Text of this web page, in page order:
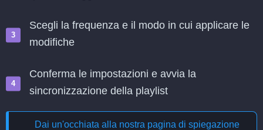
Scegli la frequenza e il modo in cui applicare le
modifiche
Conferma le impostazioni e avvia la
sincronizzazione della playlist
Dai un'occhiata alla nostra pagina di spiegazione